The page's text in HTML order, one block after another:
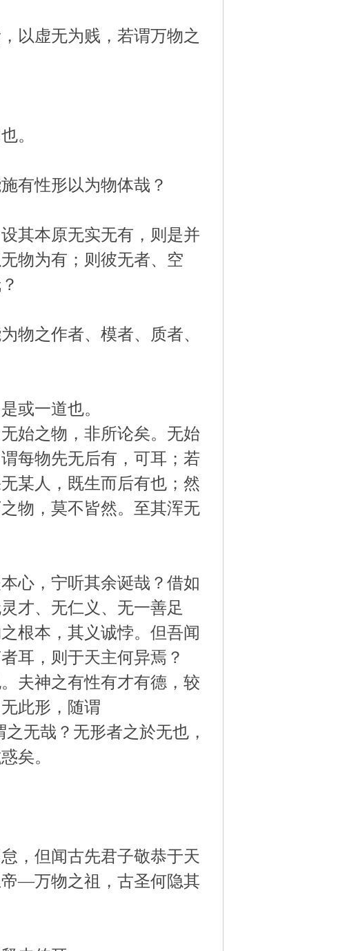
以虚无为贱，若谓万物之
。
有性形以为物体哉？
其本原无实无有，则是并
物为有；则彼无者、空
物之作者、模者、质者、
或一道也。
始之物，非所论矣。无始
每物先无后有，可耳；若
某人，既生而后有也；然
物，莫不皆然。至其浑无
心，宁听其余诞哉？借如
才、无仁义、无一善足
根本，其义诚悖。但吾闻
耳，则于天主何异焉？
夫神之有性有才有德，较
此形，随谓
之无哉？无形者之於无也，
矣。
，但闻古先君子敬恭于天
—万物之祖，古圣何隐其